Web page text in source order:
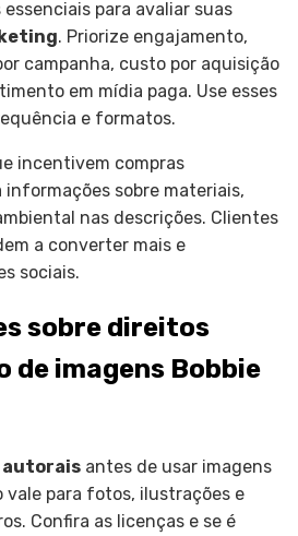
para avaliar suas
. Priorize engajamento,
campanha, custo por aquisição
em mídia paga. Use esses
e formatos.
incentivem compras
sobre materiais,
nas descrições. Clientes
a converter mais e
sociais.
sobre direitos
de imagens Bobbie
antes de usar imagens
vale para fotos, ilustrações e
Confira as licenças e se é